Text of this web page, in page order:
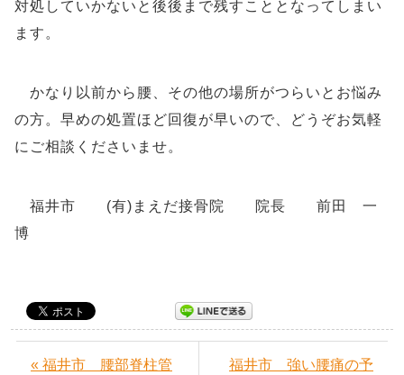
対処していかないと後後まで残すこととなってしまい
ます。
かなり以前から腰、その他の場所がつらいとお悩み
の方。早めの処置ほど回復が早いので、どうぞお気軽
にご相談くださいませ。
福井市 (有)まえだ接骨院 院長 前田 一
博
« 福井市 腰部脊柱管
福井市 強い腰痛の予